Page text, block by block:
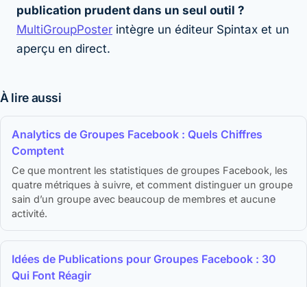
publication prudent dans un seul outil ?
MultiGroupPoster intègre un éditeur Spintax et un
aperçu en direct.
À lire aussi
Analytics de Groupes Facebook : Quels Chiffres
Comptent
Ce que montrent les statistiques de groupes Facebook, les
quatre métriques à suivre, et comment distinguer un groupe
sain d’un groupe avec beaucoup de membres et aucune
activité.
Idées de Publications pour Groupes Facebook : 30
Qui Font Réagir